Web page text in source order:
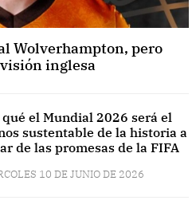
Wolverhampton, pero
inglesa
qué el Mundial 2026 será el
sustentable de la historia a
de las promesas de la FIFA
10 DE JUNIO DE 2026